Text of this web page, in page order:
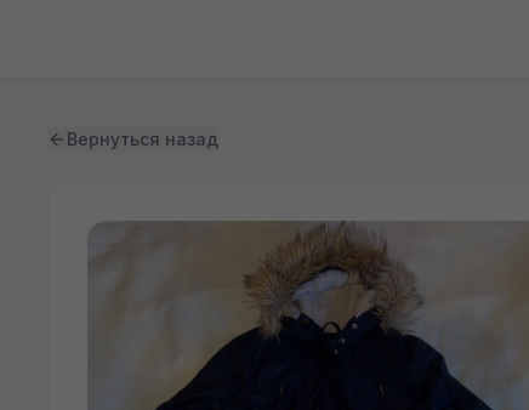
Вернуться назад